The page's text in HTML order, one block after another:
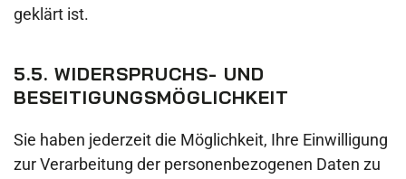
geklärt ist.
5.5. WIDERSPRUCHS- UND
BESEITIGUNGSMÖGLICHKEIT
Sie haben jederzeit die Möglichkeit, Ihre Einwilligung
zur Verarbeitung der personenbezogenen Daten zu